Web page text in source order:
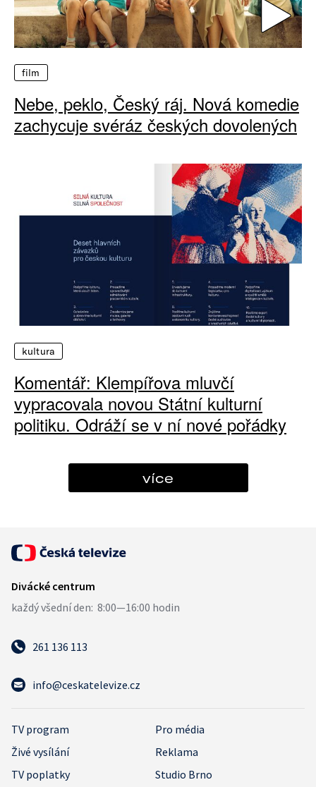
film
Nebe, peklo, Český ráj. Nová komedie
zachycuje svéráz českých dovolených
kultura
Komentář: Klempířova mluvčí
vypracovala novou Státní kulturní
politiku. Odráží se v ní nové pořádky
více
261 136 113
info@ceskatelevize.cz
TV program
Pro média
Živé vysílání
Reklama
TV poplatky
Studio Brno